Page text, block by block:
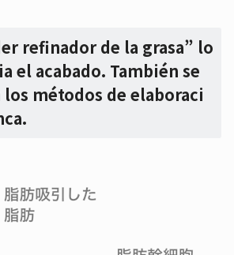
refinador de la grasa” lo
el acabado. También se
los métodos de elaboraci